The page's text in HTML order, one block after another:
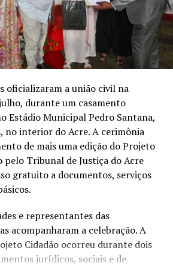
foi o de Francisco Alves,
casa para o funcionamento
de cartório da comunidade. Sem
antiga vila, o atendimento foi
residência, onde permaneceu por
as atividades do Projeto
levou serviços públicos,
à população de Rodrigues
terminou com a realização de um
WhatsApp
Telegram
oficializaram a união civil na
durante um casamento
Estádio Municipal Pedro Santana,
no interior do Acre. A cerimônia
de mais uma edição do Projeto
pelo Tribunal de Justiça do Acre
gratuito a documentos, serviços
e representantes das
acompanharam a celebração. A
Cidadão ocorreu durante dois
jurídicos, sociais e de